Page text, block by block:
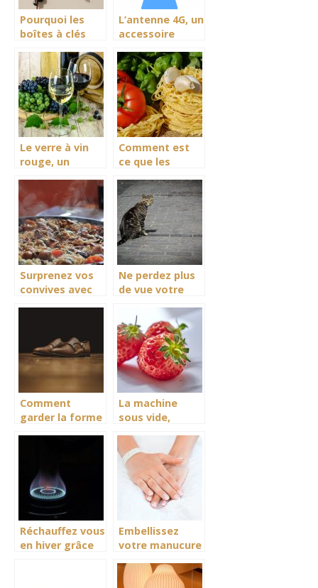
Pourquoi les
boîtes à clés
?
L’antenne 4G, un
accessoire
une excellente
réception du
signal
Le verre à vin
rouge, un
adapté pour la
consommation
de votre vin
Comment est
ce que les
pâtes aident
pour la cuisine ?
Surprenez vos
convives avec
Ne perdez plus
de vue votre
maison
Comment
garder la forme
La machine
sous vide,
aliments au
frais
Réchauffez vous
en hiver grâce
Embellissez
votre manucure
uv à ongles